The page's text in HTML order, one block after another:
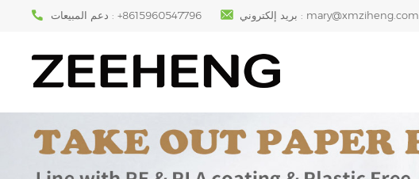
دعم المبيعات : +8615960547796 بريد إلكتروني : mary@xmziheng.com